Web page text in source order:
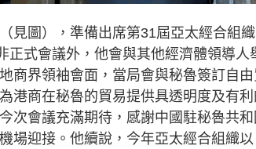
圖），準備出席第31屆亞太經合組織
正式會議外，他會與其他經濟體領導人
商界領袖會面，當局會與秘魯簽訂自
港商在秘魯的貿易提供具透明度及有利
會議充滿期待，感謝中國駐秘魯共和
場迎接。他續說，今年亞太經合組織以